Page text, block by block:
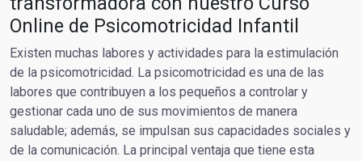
Online de Psicomotricidad Infantil
Existen muchas labores y actividades para la estimulación
de la psicomotricidad. La psicomotricidad es una de las
labores que contribuyen a los pequeños a controlar y
gestionar cada uno de sus movimientos de manera
saludable; además, se impulsan sus capacidades sociales y
de la comunicación. La principal ventaja que tiene esta